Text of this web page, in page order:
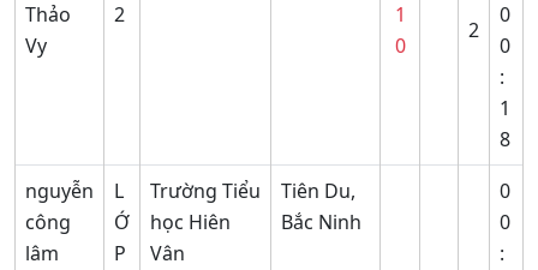
Thảo
Vy
2
1
0
2
0
0
:
1
8
nguyễn
công
lâm
L
Ớ
P
Trường Tiểu
học Hiên
Vân
Tiên Du,
Bắc Ninh
0
0
: